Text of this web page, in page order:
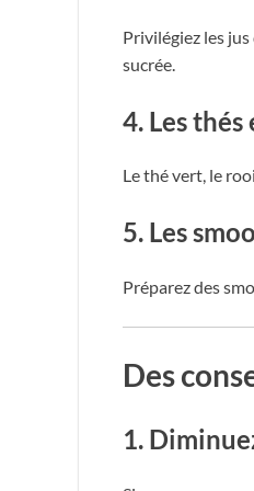
Privilégiez les
sucrée.
4. Les
Le thé vert, le
5. Les
Préparez des
Des
1.